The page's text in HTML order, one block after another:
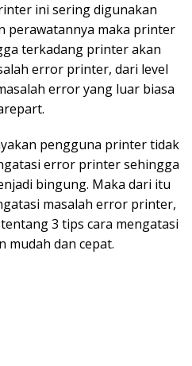
ini sering digunakan
perawatannya maka printer
terkadang printer akan
error printer, dari level
error yang luar biasa
pengguna printer tidak
error printer sehingga
bingung. Maka dari itu
masalah error printer,
3 tips cara mengatasi
dan cepat.